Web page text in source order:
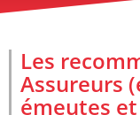
Les
Assureurs
émeutes